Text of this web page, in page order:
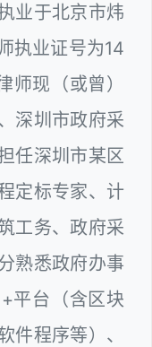
业于北京市炜
执业证号为14
现（或曾）
深圳市政府采
任深圳市某区
定标专家、计
工务、政府采
熟悉政府办事
平台（含区块
件程序等）、